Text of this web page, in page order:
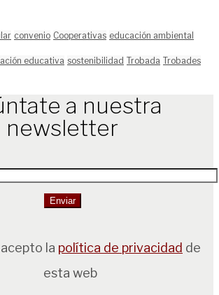
convenio Cooperativas educación ambiental
educativa sostenibilidad Trobada Trobades
a nuestra
newsletter
la política de privacidad de
esta web